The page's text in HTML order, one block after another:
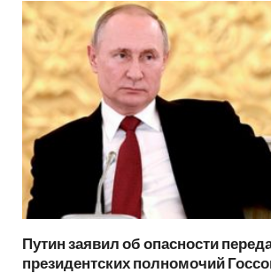
Путин заявил об опасности
президентских полномочий